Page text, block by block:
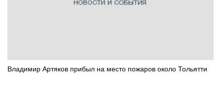
Владимир Артяков прибыл на место пожаров около Тольятти